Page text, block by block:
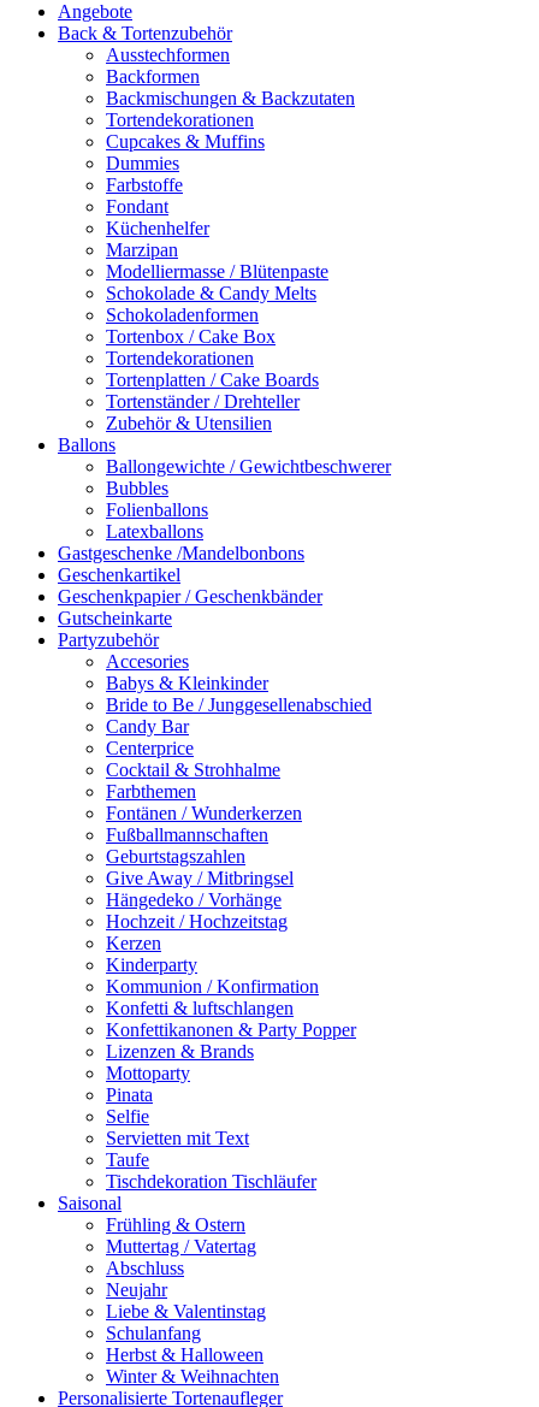
Angebote
Back & Tortenzubehör
Ausstechformen
Backformen
Backmischungen & Backzutaten
Tortendekorationen
Cupcakes & Muffins
Dummies
Farbstoffe
Fondant
Küchenhelfer
Marzipan
Modelliermasse / Blütenpaste
Schokolade & Candy Melts
Schokoladenformen
Tortenbox / Cake Box
Tortendekorationen
Tortenplatten / Cake Boards
Tortenständer / Drehteller
Zubehör & Utensilien
Ballons
Ballongewichte / Gewichtbeschwerer
Bubbles
Folienballons
Latexballons
Gastgeschenke /Mandelbonbons
Geschenkartikel
Geschenkpapier / Geschenkbänder
Gutscheinkarte
Partyzubehör
Accesories
Babys & Kleinkinder
Bride to Be / Junggesellenabschied
Candy Bar
Centerprice
Cocktail & Strohhalme
Farbthemen
Fontänen / Wunderkerzen
Fußballmannschaften
Geburtstagszahlen
Give Away / Mitbringsel
Hängedeko / Vorhänge
Hochzeit / Hochzeitstag
Kerzen
Kinderparty
Kommunion / Konfirmation
Konfetti & luftschlangen
Konfettikanonen & Party Popper
Lizenzen & Brands
Mottoparty
Pinata
Selfie
Servietten mit Text
Taufe
Tischdekoration Tischläufer
Saisonal
Frühling & Ostern
Muttertag / Vatertag
Abschluss
Neujahr
Liebe & Valentinstag
Schulanfang
Herbst & Halloween
Winter & Weihnachten
Personalisierte Tortenaufleger